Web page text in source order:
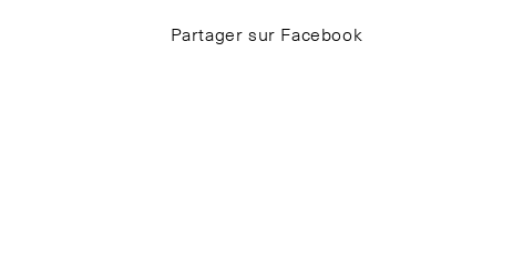
Partager sur Facebook